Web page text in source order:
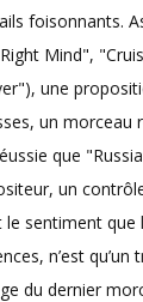
foisonnants.
Mind",
une
un
que
un
sentiment
n’est qu’un
du dernier